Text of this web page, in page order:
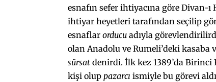
esnafın sefer ihtiyacına göre Divan-
ihtiyar heyetleri tarafından seçilip
esnaflar orducu adıyla
olan Anadolu ve Rumeli’deki kasaba
sürsat denirdi. İlk kez 1389’da Birinci
kişi olup pazarcı ismiyle bu görevi